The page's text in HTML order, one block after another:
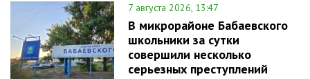
7 августа 2026, 13:47
В микрорайоне Бабаевского
школьники за сутки
совершили несколько
серьезных преступлений